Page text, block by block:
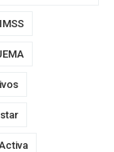
IMSS